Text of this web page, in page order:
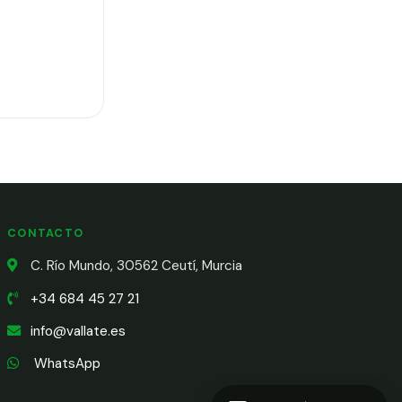
CONTACTO
C. Río Mundo, 30562 Ceutí, Murcia
+34 684 45 27 21
info@vallate.es
WhatsApp